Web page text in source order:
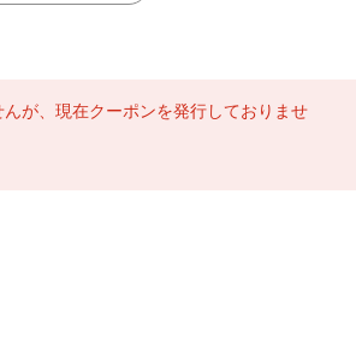
が、現在クーポンを発行しておりませ